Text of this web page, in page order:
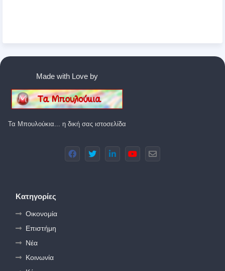
Made with Love by
Τα Μπουλούκια... η δική σας ιστοσελίδα
Κατηγορίες
Οικονομία
Επιστήμη
Νέα
Κοινωνία